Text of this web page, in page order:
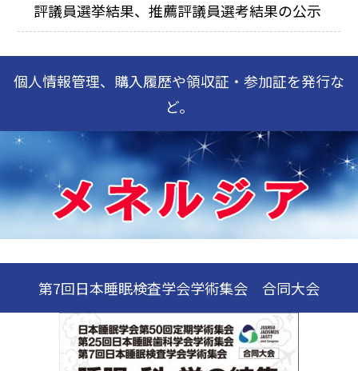
評議員選挙結果、推薦評議員選考結果の公示
個人情報管理、購入履歴や領収証・参加証を発行な
ど。
第7回日本睡眠検査学会学術集会 合同大会